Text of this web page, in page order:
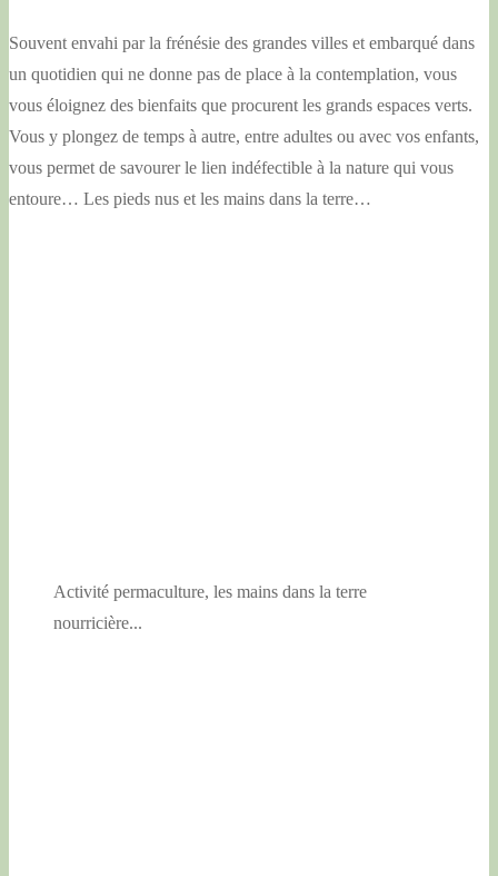
Souvent envahi par la frénésie des grandes villes et embarqué dans
un quotidien qui ne donne pas de place à la contemplation, vous
vous éloignez des bienfaits que procurent les grands espaces verts.
Vous y plongez de temps à autre, entre adultes ou avec vos enfants,
vous permet de savourer le lien indéfectible à la nature qui vous
entoure… Les pieds nus et les mains dans la terre…
Activité permaculture, les mains dans la terre
nourricière...